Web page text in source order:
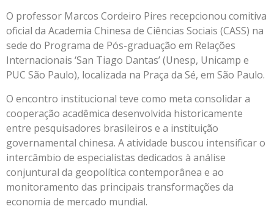
O professor Marcos Cordeiro Pires recepcionou comitiva
oficial da Academia Chinesa de Ciências Sociais (CASS) na
sede do Programa de Pós-graduação em Relações
Internacionais ‘San Tiago Dantas’ (Unesp, Unicamp e
PUC São Paulo), localizada na Praça da Sé, em São Paulo.
O encontro institucional teve como meta consolidar a
cooperação acadêmica desenvolvida historicamente
entre pesquisadores brasileiros e a instituição
governamental chinesa. A atividade buscou intensificar o
intercâmbio de especialistas dedicados à análise
conjuntural da geopolítica contemporânea e ao
monitoramento das principais transformações da
economia de mercado mundial.